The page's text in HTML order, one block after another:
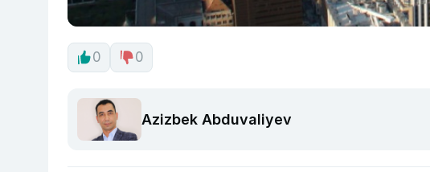
0 0
Azizbek Abduvaliyev